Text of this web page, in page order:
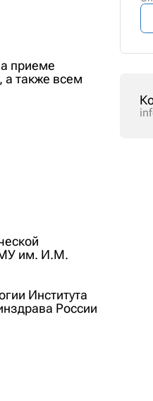
приеме
а также всем
им. И.М.
Института
России